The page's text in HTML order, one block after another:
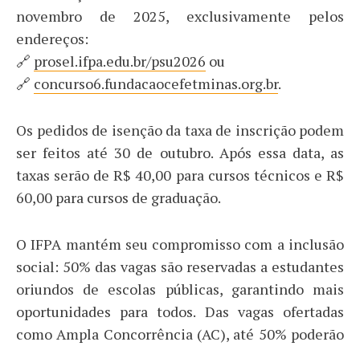
novembro de 2025, exclusivamente pelos
endereços:
🔗 prosel.ifpa.edu.br/psu2026 ou
🔗 concurso6.fundacaocefetminas.org.br.
Os pedidos de isenção da taxa de inscrição podem
ser feitos até 30 de outubro. Após essa data, as
taxas serão de R$ 40,00 para cursos técnicos e R$
60,00 para cursos de graduação.
O IFPA mantém seu compromisso com a inclusão
social: 50% das vagas são reservadas a estudantes
oriundos de escolas públicas, garantindo mais
oportunidades para todos. Das vagas ofertadas
como Ampla Concorrência (AC), até 50% poderão